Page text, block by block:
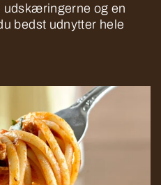
udskæringerne og en
bedst udnytter hele